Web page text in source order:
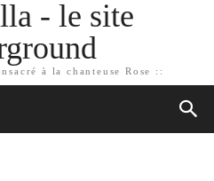
- le site
à la chanteuse Rose ::